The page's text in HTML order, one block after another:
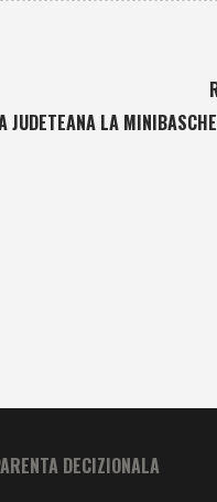
JUDETEANA LA
DECIZIONALA